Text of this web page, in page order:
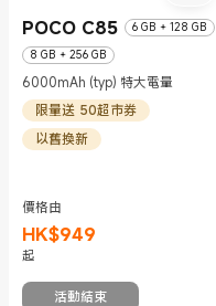
POCO C85
6 GB + 128 GB
8 GB + 256 GB
6000mAh (typ) 特大電量
限量送 50超市券
以舊換新
價格由
HK$949
現價 HK$949
起
活動結束